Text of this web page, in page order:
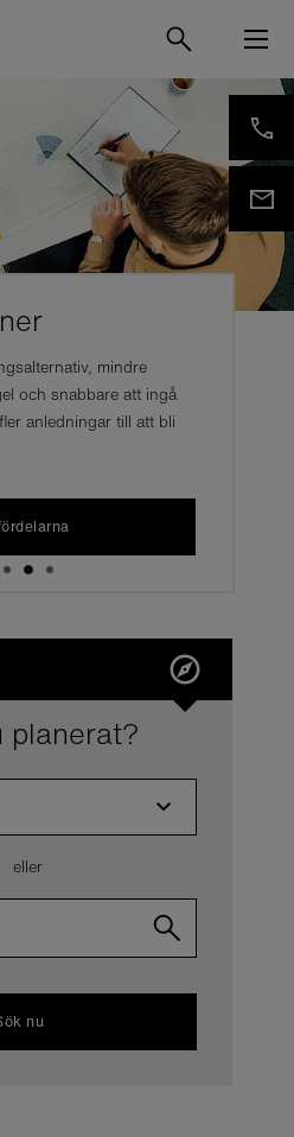
mindre
och snabbare att ingå
anledningar till att bli
planerat?
eller
nu